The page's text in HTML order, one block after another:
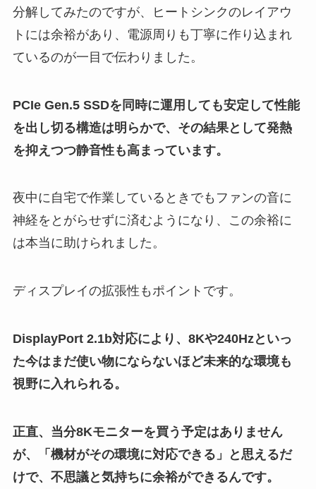
分解してみたのですが、ヒートシンクのレイアウ
トには余裕があり、電源周りも丁寧に作り込まれ
ているのが一目で伝わりました。
PCIe Gen.5 SSDを同時に運用しても安定して性能
を出し切る構造は明らかで、その結果として発熱
を抑えつつ静音性も高まっています。
夜中に自宅で作業しているときでもファンの音に
神経をとがらせずに済むようになり、この余裕に
は本当に助けられました。
ディスプレイの拡張性もポイントです。
DisplayPort 2.1b対応により、8Kや240Hzといっ
た今はまだ使い物にならないほど未来的な環境も
視野に入れられる。
正直、当分8Kモニターを買う予定はありません
が、「機材がその環境に対応できる」と思えるだ
けで、不思議と気持ちに余裕ができるんです。